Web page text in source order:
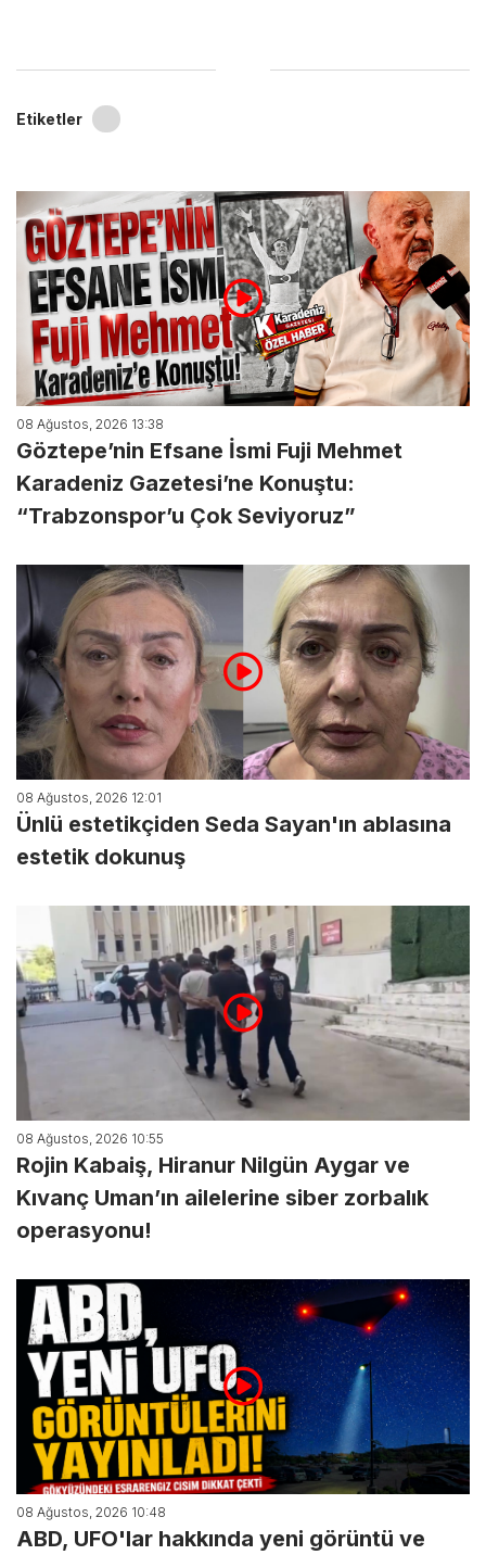
Etiketler
08 Ağustos, 2026 13:38
Göztepe’nin Efsane İsmi Fuji Mehmet
Karadeniz Gazetesi’ne Konuştu:
“Trabzonspor’u Çok Seviyoruz”
08 Ağustos, 2026 12:01
Ünlü estetikçiden Seda Sayan'ın ablasına
estetik dokunuş
08 Ağustos, 2026 10:55
Rojin Kabaiş, Hiranur Nilgün Aygar ve
Kıvanç Uman’ın ailelerine siber zorbalık
operasyonu!
08 Ağustos, 2026 10:48
ABD, UFO'lar hakkında yeni görüntü ve